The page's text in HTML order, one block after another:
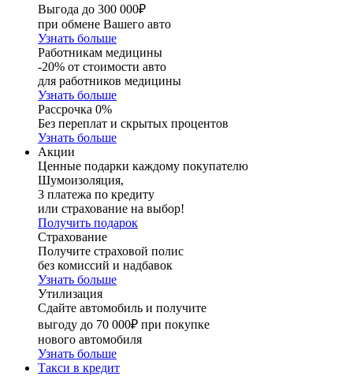
Выгода до 300 000₽
при обмене Вашего авто
Узнать больше
Работникам медицины
-20% от стоимости авто
для работников медицины
Узнать больше
Рассрочка 0%
Без переплат и скрытых процентов
Узнать больше
Акции
Ценные подарки каждому покупателю
Шумоизоляция,
3 платежа по кредиту
или страхование на выбор!
Получить подарок
Страхование
Получите страховой полис
без комиссий и надбавок
Узнать больше
Утилизация
Сдайте автомобиль и получите
выгоду до 70 000₽ при покупке
нового автомобиля
Узнать больше
Такси в кредит